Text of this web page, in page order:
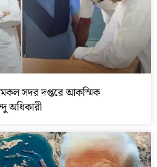
সদর দপ্তরে আকস্মিক
অধিকারী